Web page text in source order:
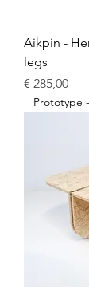
Aikpin -
legs
Prijs
€ 285,00
Prototype